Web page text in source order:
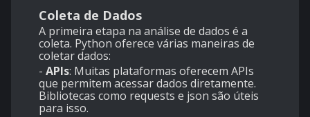
Coleta de Dados
A primeira etapa na análise de dados é a
coleta. Python oferece várias maneiras de
coletar dados:
- APIs: Muitas plataformas oferecem APIs
que permitem acessar dados diretamente.
Bibliotecas como requests e json são úteis
para isso.